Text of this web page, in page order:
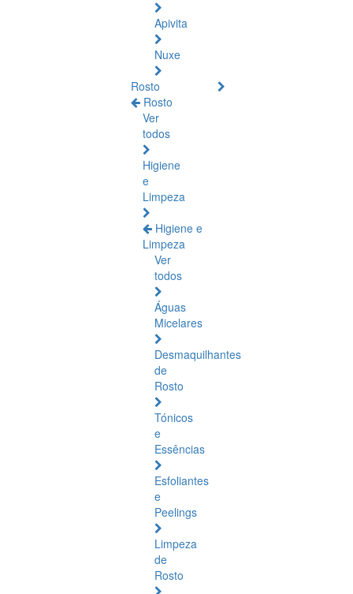
Apivita
Nuxe
Rosto
Rosto
Ver
todos
Higiene
e
Limpeza
Higiene e
Limpeza
Ver
todos
Águas
Micelares
Desmaquilhantes
de
Rosto
Tónicos
e
Essências
Esfoliantes
e
Peelings
Limpeza
de
Rosto